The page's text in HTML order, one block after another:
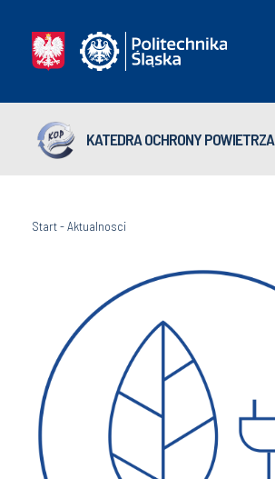
KATEDRA OCHRONY POWIETRZA
Start-Aktualnosci